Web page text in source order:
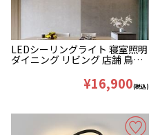
LEDシーリングライト 寝室照明
ダイニング リビング 店舗 鳥の
¥16,900(税込)